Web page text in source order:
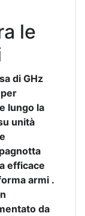
le
di GHz
lungo la
unità
efficace
armi .
da